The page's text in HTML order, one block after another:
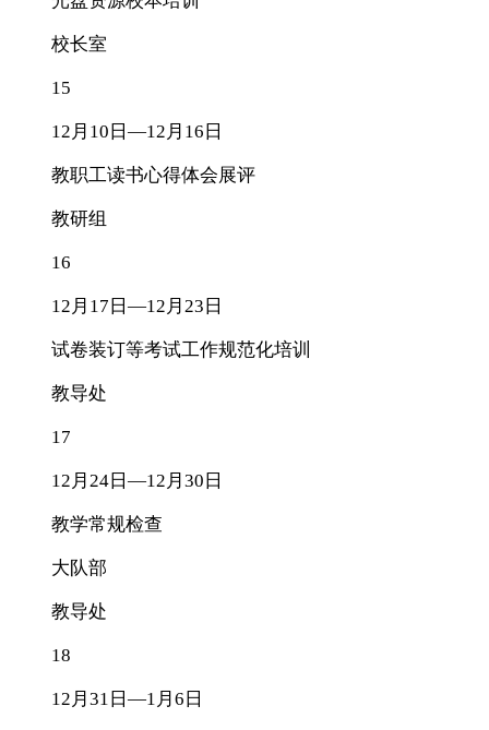
校长室
15
12月10日—12月16日
教职工读书心得体会展评
教研组
16
12月17日—12月23日
试卷装订等考试工作规范化培训
教导处
17
12月24日—12月30日
教学常规检查
大队部
教导处
18
12月31日—1月6日